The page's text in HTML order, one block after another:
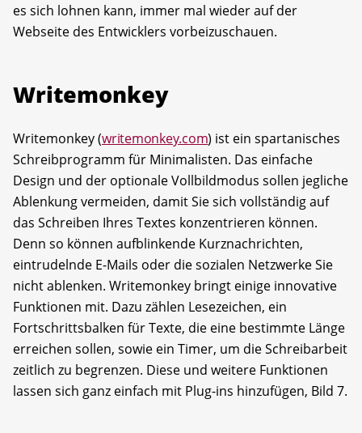
es sich lohnen kann, immer mal wieder auf der
Webseite des Entwicklers vorbeizuschauen.
Writemonkey
Writemonkey (writemonkey.com) ist ein spartanisches
Schreibprogramm für Minimalisten. Das einfache
Design und der optionale Vollbildmodus sollen jegliche
Ablenkung vermeiden, damit Sie sich vollständig auf
das Schreiben Ihres Textes konzentrieren können.
Denn so können aufblinkende Kurznachrichten,
eintrudelnde E-Mails oder die sozialen Netzwerke Sie
nicht ablenken. Writemonkey bringt einige innovative
Funktionen mit. Dazu zählen Lesezeichen, ein
Fortschrittsbalken für Texte, die eine bestimmte Länge
erreichen sollen, sowie ein Timer, um die Schreibarbeit
zeitlich zu begrenzen. Diese und weitere Funktionen
lassen sich ganz einfach mit Plug-ins hinzufügen, Bild 7.